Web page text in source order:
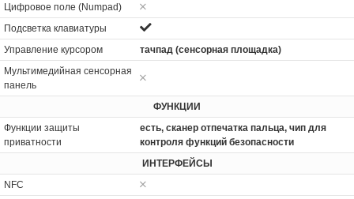
Цифровое поле (Numpad)
Подсветка клавиатуры
Управление курсором
тачпад (сенсорная площадка)
Мультимедийная сенсорная
панель
ФУНКЦИИ
Функции защиты
приватности
есть, сканер отпечатка пальца, чип для
контроля функций безопасности
ИНТЕРФЕЙСЫ
NFC